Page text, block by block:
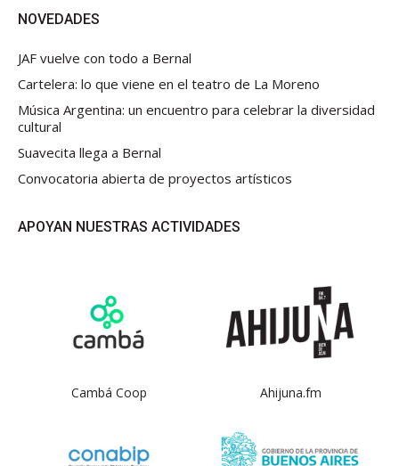
NOVEDADES
JAF vuelve con todo a Bernal
Cartelera: lo que viene en el teatro de La Moreno
Música Argentina: un encuentro para celebrar la diversidad
cultural
Suavecita llega a Bernal
Convocatoria abierta de proyectos artísticos
APOYAN NUESTRAS ACTIVIDADES
Cambá Coop Ahijuna.fm